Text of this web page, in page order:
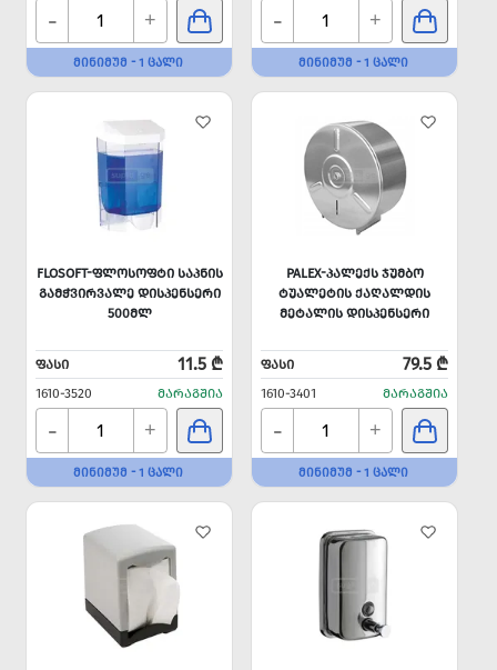
- +
ᲛᲘᲜᲘᲛᲣᲛ - 1 ᲪᲐᲚᲘ
- +
ᲛᲘᲜᲘᲛᲣᲛ - 1 ᲪᲐᲚᲘ
FLOSOFT-ᲤᲚᲝᲡᲝᲤᲢᲘ ᲡᲐᲞᲜᲘᲡ
ᲒᲐᲛᲭᲕᲘᲠᲕᲐᲚᲔ ᲓᲘᲡᲞᲔᲜᲡᲔᲠᲘ
500ᲛᲚ
ᲤᲐᲡᲘ 11.5 ₾
1610-3520 ᲛᲐᲠᲐᲒᲨᲘᲐ
- +
ᲛᲘᲜᲘᲛᲣᲛ - 1 ᲪᲐᲚᲘ
PALEX-ᲞᲐᲚᲔᲥᲡ ᲯᲣᲛᲑᲝ
ᲢᲣᲐᲚᲔᲢᲘᲡ ᲥᲐᲦᲐᲚᲓᲘᲡ
ᲛᲔᲢᲐᲚᲘᲡ ᲓᲘᲡᲞᲔᲜᲡᲔᲠᲘ
ᲤᲐᲡᲘ 79.5 ₾
1610-3401 ᲛᲐᲠᲐᲒᲨᲘᲐ
- +
ᲛᲘᲜᲘᲛᲣᲛ - 1 ᲪᲐᲚᲘ